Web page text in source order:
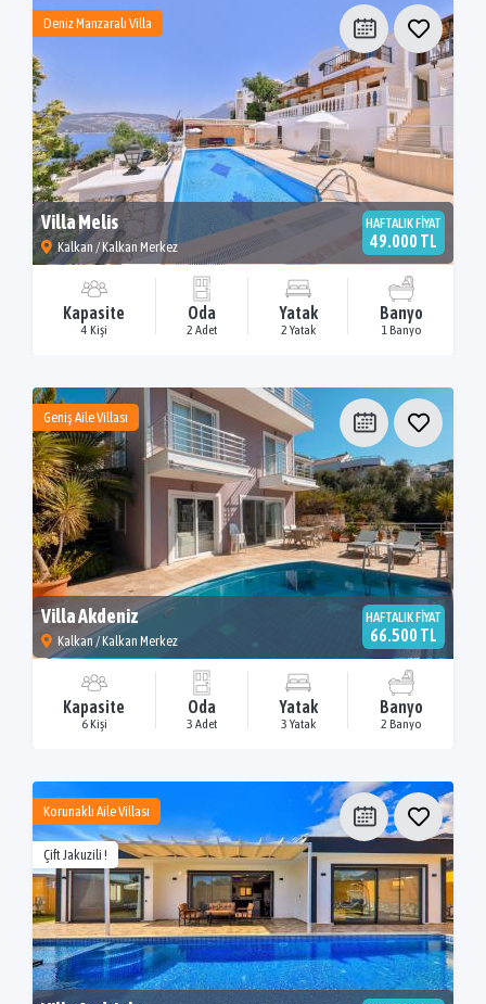
Deniz Manzaralı Villa
Villa Melis
Kalkan / Kalkan Merkez
HAFTALIK FİYAT
49.000 TL
Kapasite
4 Kişi
Oda
2 Adet
Yatak
2 Yatak
Banyo
1 Banyo
Geniş Aile Villası
Villa Akdeniz
Kalkan / Kalkan Merkez
HAFTALIK FİYAT
66.500 TL
Kapasite
6 Kişi
Oda
3 Adet
Yatak
3 Yatak
Banyo
2 Banyo
Korunaklı Aile Villası
Çift Jakuzili !